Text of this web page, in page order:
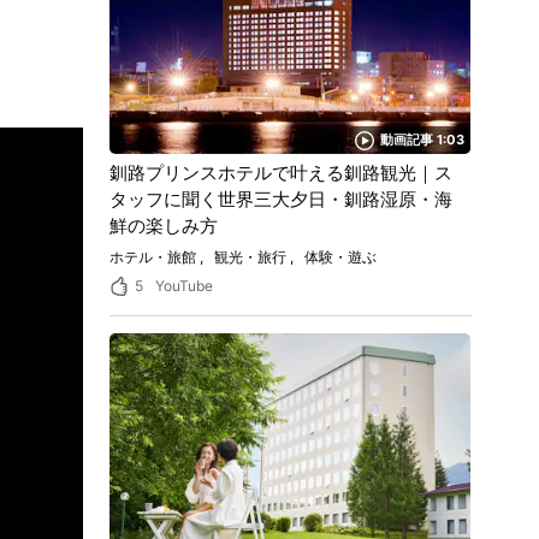
動画記事 1:03
釧路プリンスホテルで叶える釧路観光｜ス
タッフに聞く世界三大夕日・釧路湿原・海
鮮の楽しみ方
ホテル・旅館 観光・旅行
体験・遊ぶ
5
YouTube